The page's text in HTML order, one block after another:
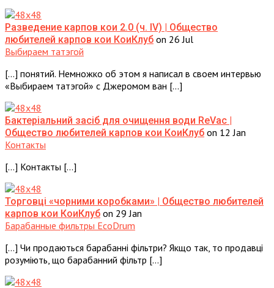
Разведение карпов кои 2.0 (ч. IV) | Общество
любителей карпов кои КоиКлуб on 26 Jul
Выбираем татэгой
[…] понятий. Немножко об этом я написал в своем интервью
«Выбираем татэгой» с Джеромом ван […]
Бактеріальний засіб для очищення води ReVac |
Общество любителей карпов кои КоиКлуб on 12 Jan
Контакты
[…] Контакты […]
Торговці «чорними коробками» | Общество любителей
карпов кои КоиКлуб on 29 Jan
Барабанные фильтры EcoDrum
[…] Чи продаються барабанні фільтри? Якщо так, то продавці
розуміють, що барабанний фільтр […]